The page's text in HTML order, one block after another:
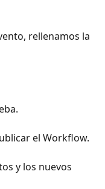
rellenamos la
el Workflow.
y los nuevos